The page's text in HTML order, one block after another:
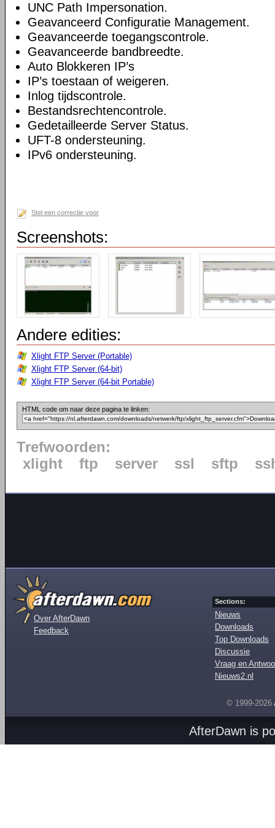
UNC Path Impersonation.
Geavanceerd Configuratie Management.
Geavanceerde toegangscontrole.
Geavanceerde bandbreedte.
Auto Blokkeren IP’s
IP’s toestaan of weigeren.
Inlog tijdscontrole.
Bestandsrechtencontrole.
Gedetailleerde Server Status.
UFT-8 ondersteuning.
IPv6 ondersteuning.
Stel een correctie voor
Screenshots:
Andere edities:
Xlight FTP Server (Portable)
Xlight FTP Server (64-bit)
Xlight FTP Server (64-bit Portable)
HTML code om naar deze pagina te linken:
Trefwoorden:
xlight
ftp server ssl sftp
Over AfterDawn
Feedback
Sections:
Nieuws
Downloads
Top Downloads
Discussie
Vraag en
Nieuws2.nl
© 1999-2026
AfterDawn is